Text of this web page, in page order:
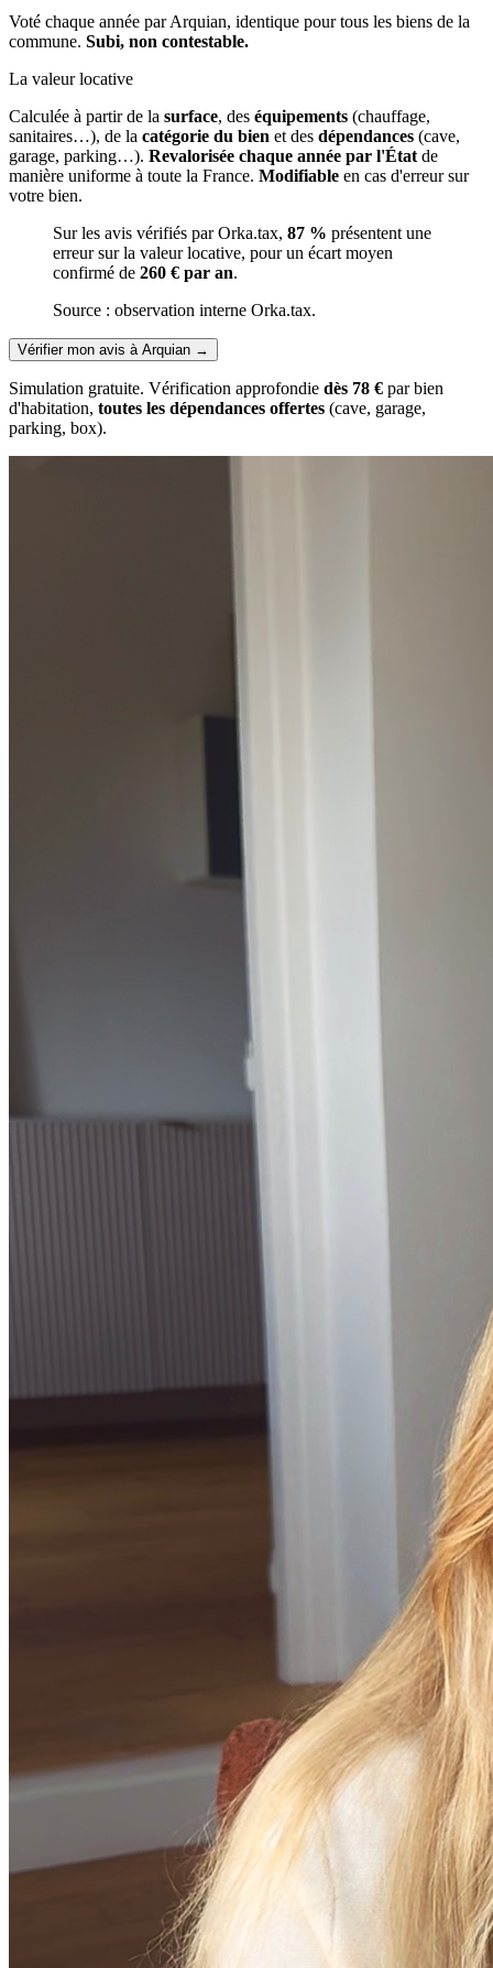
Voté chaque année par Arquian, identique pour tous les biens de la
commune. Subi, non contestable.
La valeur locative
Calculée à partir de la surface, des équipements (chauffage,
sanitaires…), de la catégorie du bien et des dépendances (cave,
garage, parking…). Revalorisée chaque année par l'État de
manière uniforme à toute la France. Modifiable en cas d'erreur sur
votre bien.
Sur les avis vérifiés par Orka.tax, 87 % présentent une
erreur sur la valeur locative, pour un écart moyen
confirmé de 260 € par an.
Source : observation interne Orka.tax.
Vérifier mon avis à Arquian →
Simulation gratuite. Vérification approfondie dès 78 € par bien
d'habitation, toutes les dépendances offertes (cave, garage,
parking, box).